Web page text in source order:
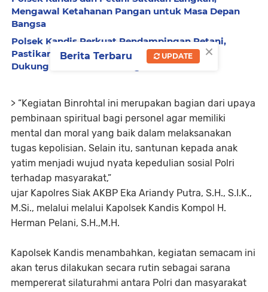
Mengawal Ketahanan Pangan untuk Masa Depan
Bangsa
Polsek Kandis Perkuat Pendampingan Petani,
Pastikan Tanaman Jagung Tumbuh Optimal
Dukung Swasembada Pangan Nasional
> “Kegiatan Binrohtal ini merupakan bagian dari upaya
pembinaan spiritual bagi personel agar memiliki
mental dan moral yang baik dalam melaksanakan
tugas kepolisian. Selain itu, santunan kepada anak
yatim menjadi wujud nyata kepedulian sosial Polri
terhadap masyarakat,”
ujar Kapolres Siak AKBP Eka Ariandy Putra, S.H., S.I.K.,
M.Si., melalui melalui Kapolsek Kandis Kompol H.
Herman Pelani, S.H.,M.H.
Kapolsek Kandis menambahkan, kegiatan semacam ini
akan terus dilakukan secara rutin sebagai sarana
mempererat silaturahmi antara Polri dan masyarakat
×
Berita Terbaru UPDATE